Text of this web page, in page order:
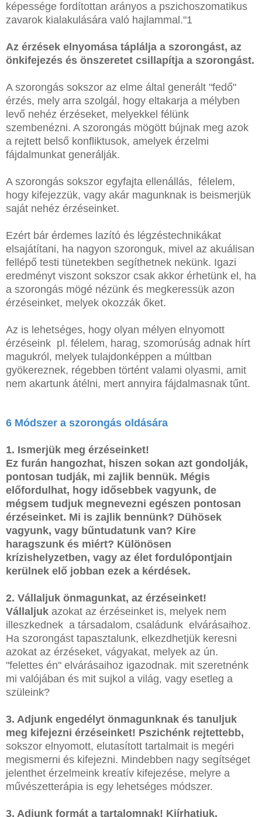
képessége fordítottan arányos a pszichoszomatikus
zavarok kialakulására való hajlammal."1
Az érzések elnyomása táplálja a szorongást, az
önkifejezés és önszeretet csillapítja a szorongást.
A szorongás sokszor az elme által generált "fedő"
érzés, mely arra szolgál, hogy eltakarja a mélyben
levő nehéz érzéseket, melyekkel félünk
szembenézni. A szorongás mögött bújnak meg azok
a rejtett belső konfliktusok, amelyek érzelmi
fájdalmunkat generálják.
A szorongás sokszor egyfajta ellenállás, félelem,
hogy kifejezzük, vagy akár magunknak is beismerjük
saját nehéz érzéseinket.
Ezért bár érdemes lazító és légzéstechnikákat
elsajátítani, ha nagyon szoronguk, mivel az akuálisan
fellépő testi tünetekben segíthetnek nekünk. Igazi
eredményt viszont sokszor csak akkor érhetünk el, ha
a szorongás mögé nézünk és megkeressük azon
érzéseinket, melyek okozzák őket.
Az is lehetséges, hogy olyan mélyen elnyomott
érzéseink pl. félelem, harag, szomorúság adnak hírt
magukról, melyek tulajdonképpen a múltban
gyökereznek, régebben történt valami olyasmi, amit
nem akartunk átélni, mert annyira fájdalmasnak tűnt.
6 Módszer a szorongás oldására
1. Ismerjük meg érzéseinket!
Ez furán hangozhat, hiszen sokan azt gondolják,
pontosan tudják, mi zajlik bennük. Mégis
előfordulhat, hogy idősebbek vagyunk, de
mégsem tudjuk megnevezni egészen pontosan
érzéseinket. Mi is zajlik bennünk? Dühösek
vagyunk, vagy bűntudatunk van? Kire
haragszunk és miért? Különösen
krízishelyzetben, vagy az élet fordulópontjain
kerülnek elő jobban ezek a kérdések.
2. Vállaljuk önmagunkat, az érzéseinket!
Vállaljuk azokat az érzéseinket is, melyek nem
illeszkednek a társadalom, családunk elvárásaihoz.
Ha szorongást tapasztalunk, elkezdhetjük keresni
azokat az érzéseket, vágyakat, melyek az ún.
"felettes én" elvárásaihoz igazodnak. mit szeretnénk
mi valójában és mit sujkol a világ, vagy esetleg a
szüleink?
3. Adjunk engedélyt önmagunknak és tanuljuk
meg kifejezni érzéseinket! Pszichénk rejtettebb,
sokszor elnyomott, elutasított tartalmait is megéri
megismerni és kifejezni. Mindebben nagy segítséget
jelenthet érzelmeink kreatív kifejezése, melyre a
művészetterápia is egy lehetséges módszer.
3. Adjunk formát a tartalomnak! Kiírhatjuk,